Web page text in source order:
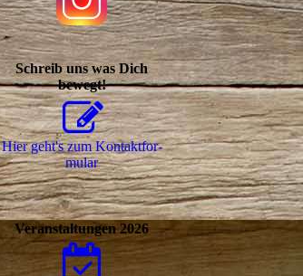
Schreib uns was Dich
bewegt!
Hier geht's zum Kon­takt­for­
mu­lar
Veranstaltungen 2026